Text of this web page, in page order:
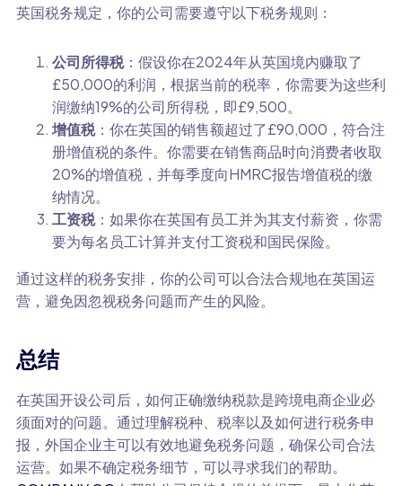
英国税务规定，你的公司需要遵守以下税务规则：
公司所得税：假设你在2024年从英国境内赚取了
£50,000的利润，根据当前的税率，你需要为这些利
润缴纳19%的公司所得税，即£9,500。
增值税：你在英国的销售额超过了£90,000，符合注
册增值税的条件。你需要在销售商品时向消费者收取
20%的增值税，并每季度向HMRC报告增值税的缴
纳情况。
工资税：如果你在英国有员工并为其支付薪资，你需
要为每名员工计算并支付工资税和国民保险。
通过这样的税务安排，你的公司可以合法合规地在英国运
营，避免因忽视税务问题而产生的风险。
总结
在英国开设公司后，如何正确缴纳税款是跨境电商企业必
须面对的问题。通过理解税种、税率以及如何进行税务申
报，外国企业主可以有效地避免税务问题，确保公司合法
运营。如果不确定税务细节，可以寻求我们的帮助。